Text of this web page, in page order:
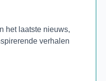
het laatste nieuws,
verhalen